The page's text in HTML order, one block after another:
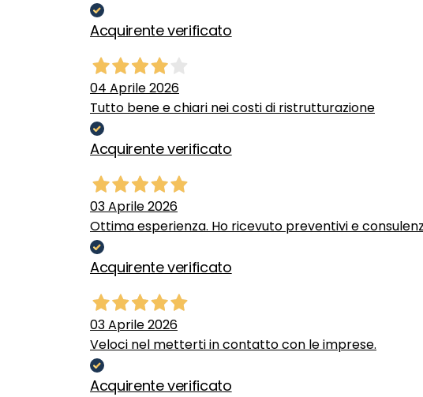
Acquirente verificato
04 Aprile 2026
Tutto bene e chiari nei costi di ristrutturazione
Acquirente verificato
03 Aprile 2026
Ottima esperienza. Ho ricevuto preventivi e
Acquirente verificato
03 Aprile 2026
Veloci nel metterti in contatto con le imprese.
Acquirente verificato